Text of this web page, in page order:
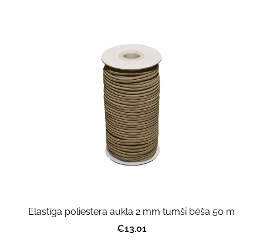
Elastīga poliestera aukla 2 mm tumši bēša 50 m
€13.01